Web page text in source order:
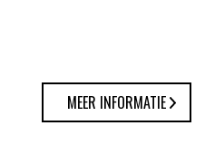
MEER INFORMATIE